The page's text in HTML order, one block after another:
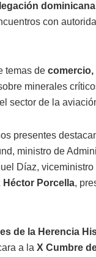
dominicana
con
temas de
minerales
sector de la
presentes
ministro de
Díaz,
Héctor Porcella,
de la Herencia
a la X Cumbre